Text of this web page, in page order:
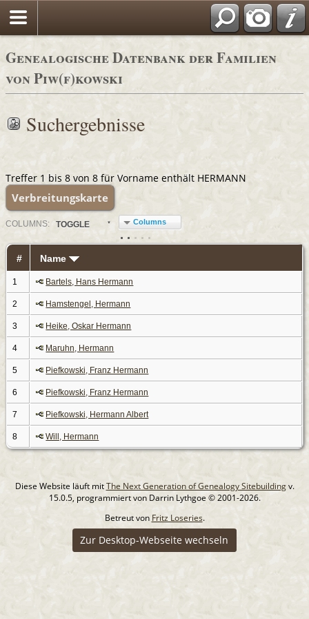
Genealogische Datenbank der Familien
von Piw(f)kowski
Suchergebnisse
Treffer 1 bis 8 von 8 für Vorname enthält HERMANN
Verbreitungskarte
COLUMN S: TOGGLE Columns
# Name
1 Bartels, Hans Hermann
2 Hamstengel, Hermann
3 Heike, Oskar Hermann
4 Maruhn, Hermann
5 Piefkowski, Franz Hermann
6 Piefkowski, Franz Hermann
7 Piefkowski, Hermann Albert
8 Will, Hermann
Diese Website läuft mitThe Next Generation of Genealogy Sitebuildingv.
15.0.5, programmiert von Darrin Lythgoe © 2001-2026.
Betreut von Fritz Loseries.
Zur Desktop-Webseite wechseln